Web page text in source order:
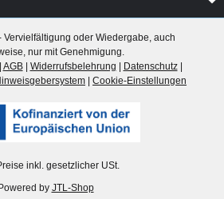
Vervielfältigung oder Wiedergabe, auch
nur mit Genehmigung.
AGB| Widerrufsbelehrung Datenschutz|
Cookie-Einstellungen
inkl. gesetzlicher USt.
Powered by JTL-Shop